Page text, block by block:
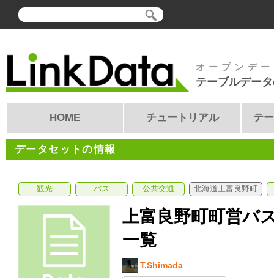
オープンデ
テーブルデー
HOME チュートリアル テ
データセットの情報
観光 バス 公共交通 北海道上富良野町
上富良野町町営バ
一覧
T.Shimada